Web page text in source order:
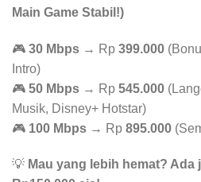
Main Game Stabil!)
🎮 30 Mbps → Rp 399.000
Intro)
🎮 50 Mbps → Rp 545.000
Musik, Disney+ Hotstar)
🎮 100 Mbps → Rp 895.000
💡 Mau yang lebih hemat? Ada